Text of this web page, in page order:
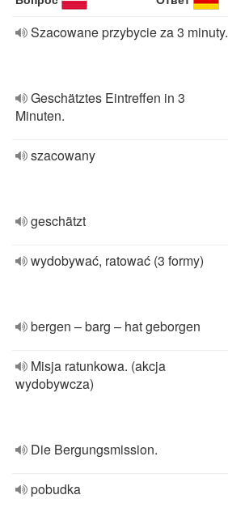
Szacowane przybycie za 3 minuty.
Geschätztes Eintreffen in 3
Minuten.
szacowany
geschätzt
wydobywać, ratować (3 formy)
bergen – barg – hat geborgen
Misja ratunkowa. (akcja
wydobywcza)
Die Bergungsmission.
pobudka